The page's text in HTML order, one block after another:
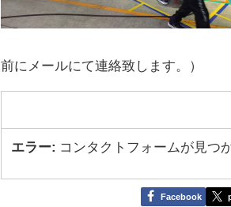
前にメールにて連絡致します。）
エラー: コンタクトフォームが見つ
Facebook